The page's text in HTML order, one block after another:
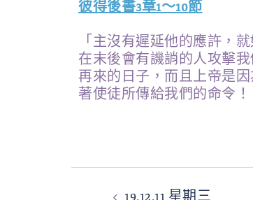
彼得後書3章1～10節
「主沒有遲延他的應許，
在末後會有譏誚的人攻擊
再來的日子，而且上帝是
著使徒所傳給我們的命令！
19.12.11 星期三